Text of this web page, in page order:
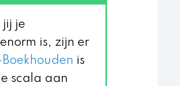
jij je
is, zijn er
is
scala aan